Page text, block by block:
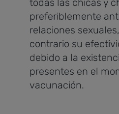
todas las chicas y
preferiblemente
relaciones
contrario su
debido a la
presentes en el
vacunación.